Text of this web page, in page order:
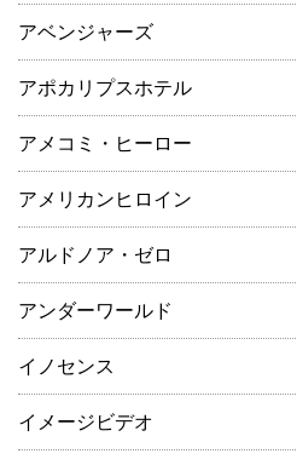
アベンジャーズ
アポカリプスホテル
アメコミ・ヒーロー
アメリカンヒロイン
アルドノア・ゼロ
アンダーワールド
イノセンス
イメージビデオ